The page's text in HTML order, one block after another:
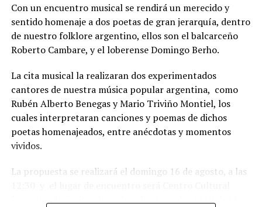
Con un encuentro musical se rendirá un merecido y
sentido homenaje a dos poetas de gran jerarquía, dentro
de nuestro folklore argentino, ellos son el balcarceño
Roberto Cambare, y el loberense Domingo Berho.
La cita musical la realizaran dos experimentados
cantores de nuestra música popular argentina, como
Rubén Alberto Benegas y Mario Triviño Montiel, los
cuales interpretaran canciones y poemas de dichos
poetas homenajeados, entre anécdotas y momentos
vividos.
La propuesta se realizará el domingo 16 de agosto, a las